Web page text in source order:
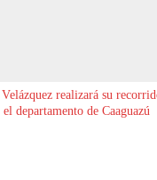
realizará su
el departamento de Caaguazú